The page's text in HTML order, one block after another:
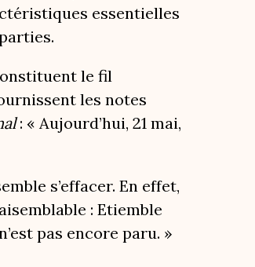
essentielles
le fil
les notes
: « Aujourd’hui, 21 mai,
s’effacer. En effet,
: Etiemble
pas encore paru. »